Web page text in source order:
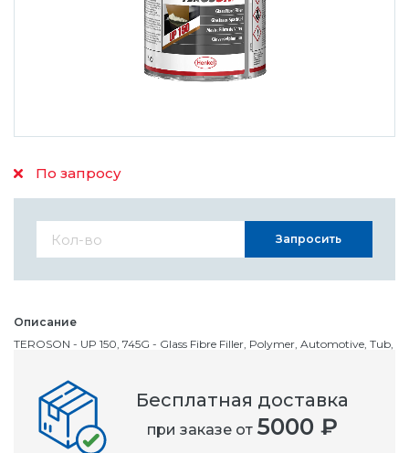
По запросу
Описание
TEROSON - UP 150, 745G - Glass Fibre Filler, Polymer, Automotive, Tub,
Номенклатурный номер
OC3438559
Запросить
Бесплатная доставка
при заказе от 5000 ₽